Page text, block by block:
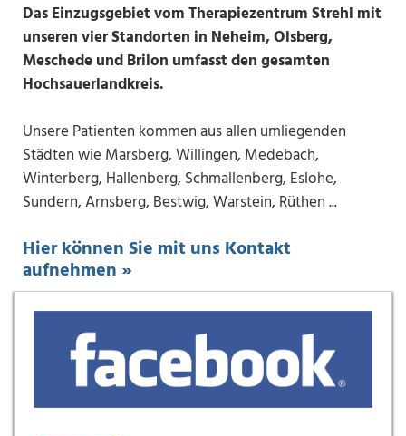
Das Einzugsgebiet vom Therapiezentrum Strehl mit
unseren vier Standorten in Neheim, Olsberg,
Meschede und Brilon umfasst den gesamten
Hochsauerlandkreis.
Unsere Patienten kommen aus allen umliegenden
Städten wie Marsberg, Willingen, Medebach,
Winterberg, Hallenberg, Schmallenberg, Eslohe,
Sundern, Arnsberg, Bestwig, Warstein, Rüthen ...
Hier können Sie mit uns Kontakt
aufnehmen »